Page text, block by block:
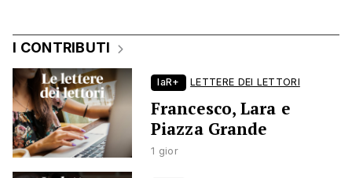
I CONTRIBUTI
laR+ LETTERE DEI LETTORI
Francesco, Lara e
Piazza Grande
1 gior